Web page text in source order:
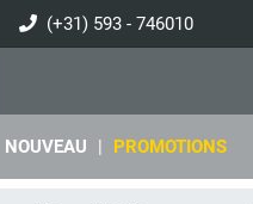
(+31) 593 - 746010
NOUVEAU | PROMOTIONS